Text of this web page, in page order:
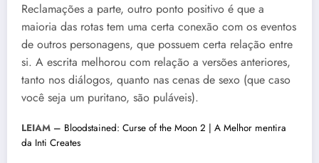
Reclamações a parte, outro ponto positivo é que a
maioria das rotas tem uma certa conexão com os eventos
de outros personagens, que possuem certa relação entre
si. A escrita melhorou com relação a versões anteriores,
tanto nos diálogos, quanto nas cenas de sexo (que caso
você seja um puritano, são puláveis).
LEIAM – Bloodstained: Curse of the Moon 2 | A Melhor mentira
da Inti Creates